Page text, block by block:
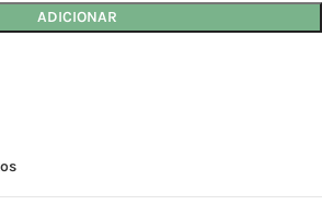
ADICIONAR